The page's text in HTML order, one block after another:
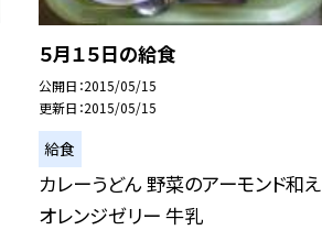
５月１５日の給食
公開日 2015/05/15
更新日 2015/05/15
給食
カレーうどん 野菜のアーモンド和え
オレンジゼリー 牛乳